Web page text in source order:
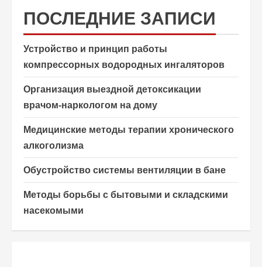
ПОСЛЕДНИЕ ЗАПИСИ
Устройство и принцип работы
компрессорных водородных ингаляторов
Организация выездной детоксикации
врачом-наркологом на дому
Медицинские методы терапии хронического
алкоголизма
Обустройство системы вентиляции в бане
Методы борьбы с бытовыми и складскими
насекомыми